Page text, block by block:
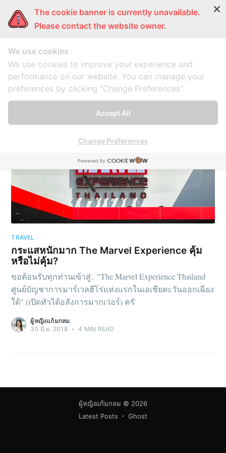
ผู้หญิงแก้มกลม การ์ตูนแก้มกลม แก้มกลมพากิน
Experience
A collection of 1 post
TRAVEL
กระแสหนักมาก The Marvel Experience คุ้ม
หรือไม่คุ้ม?
ขอต้อนรับทุกท่านเข้าสู่.. "The Marvel Experience Thailand
ศูนย์บัญชาการมาร์เวลฮีโร่แห่งแรกในเอเชียตะวันออกเฉียง
ใต้" (เปิดหัวได้อลังการมากเว่อร์) ครั
ผู้หญิงแก้มกลม
30 มิ.ย. 2018 • 4 MIN READ
ผู้หญิงแก้มกลม © 2026
Latest Posts
Ghost
The cookie banner is currently unavailable.
Please contact the website owner.
We use cookies
We use cookies to improve your experience and
performance on our website. You can manage your
preferences by clicking "Change Preferences".
Accept All
Change Preferences